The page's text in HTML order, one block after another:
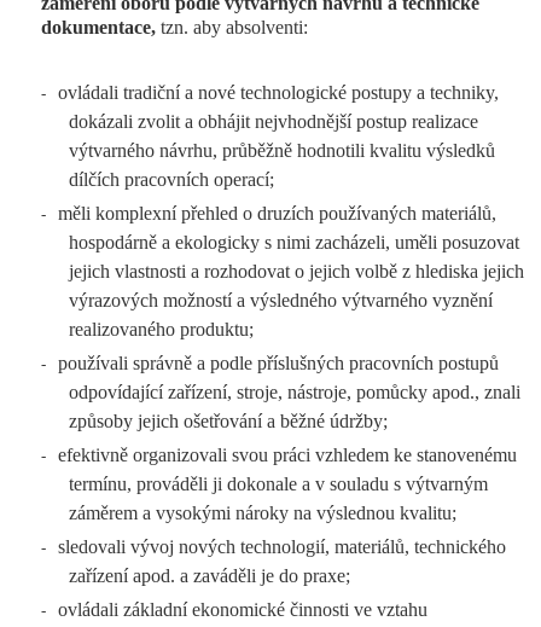
dokumentace, tzn. aby absolventi:
-
ovládali tradiční a nové technologické postupy a techniky,
dokázali zvolit a obhájit nejvhodnější postup realizace
výtvarného návrhu, průběžně hodnotili kvalitu výsledků
dílčích pracovních operací;
-
měli komplexní přehled o druzích používaných materiálů,
hospodárně a ekologicky s nimi zacházeli, uměli posuzovat
jejich vlastnosti a rozhodovat o jejich volbě z hlediska jejich
výrazových možností a výsledného výtvarného vyznění
realizovaného produktu;
-
používali správně a podle příslušných pracovních postupů
odpovídající zařízení, stroje, nástroje, pomůcky apod., znali
způsoby jejich ošetřování a běžné údržby;
-
efektivně organizovali svou práci vzhledem ke stanovenému
termínu, prováděli ji dokonale a v souladu s výtvarným
záměrem a vysokými nároky na výslednou kvalitu;
-
sledovali vývoj nových technologií, materiálů, technického
zařízení apod. a zaváděli je do praxe;
-
ovládali základní ekonomické činnosti ve vztahu